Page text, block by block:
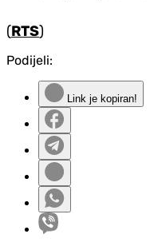
(RTS)
Podijeli:
Link je kopiran!